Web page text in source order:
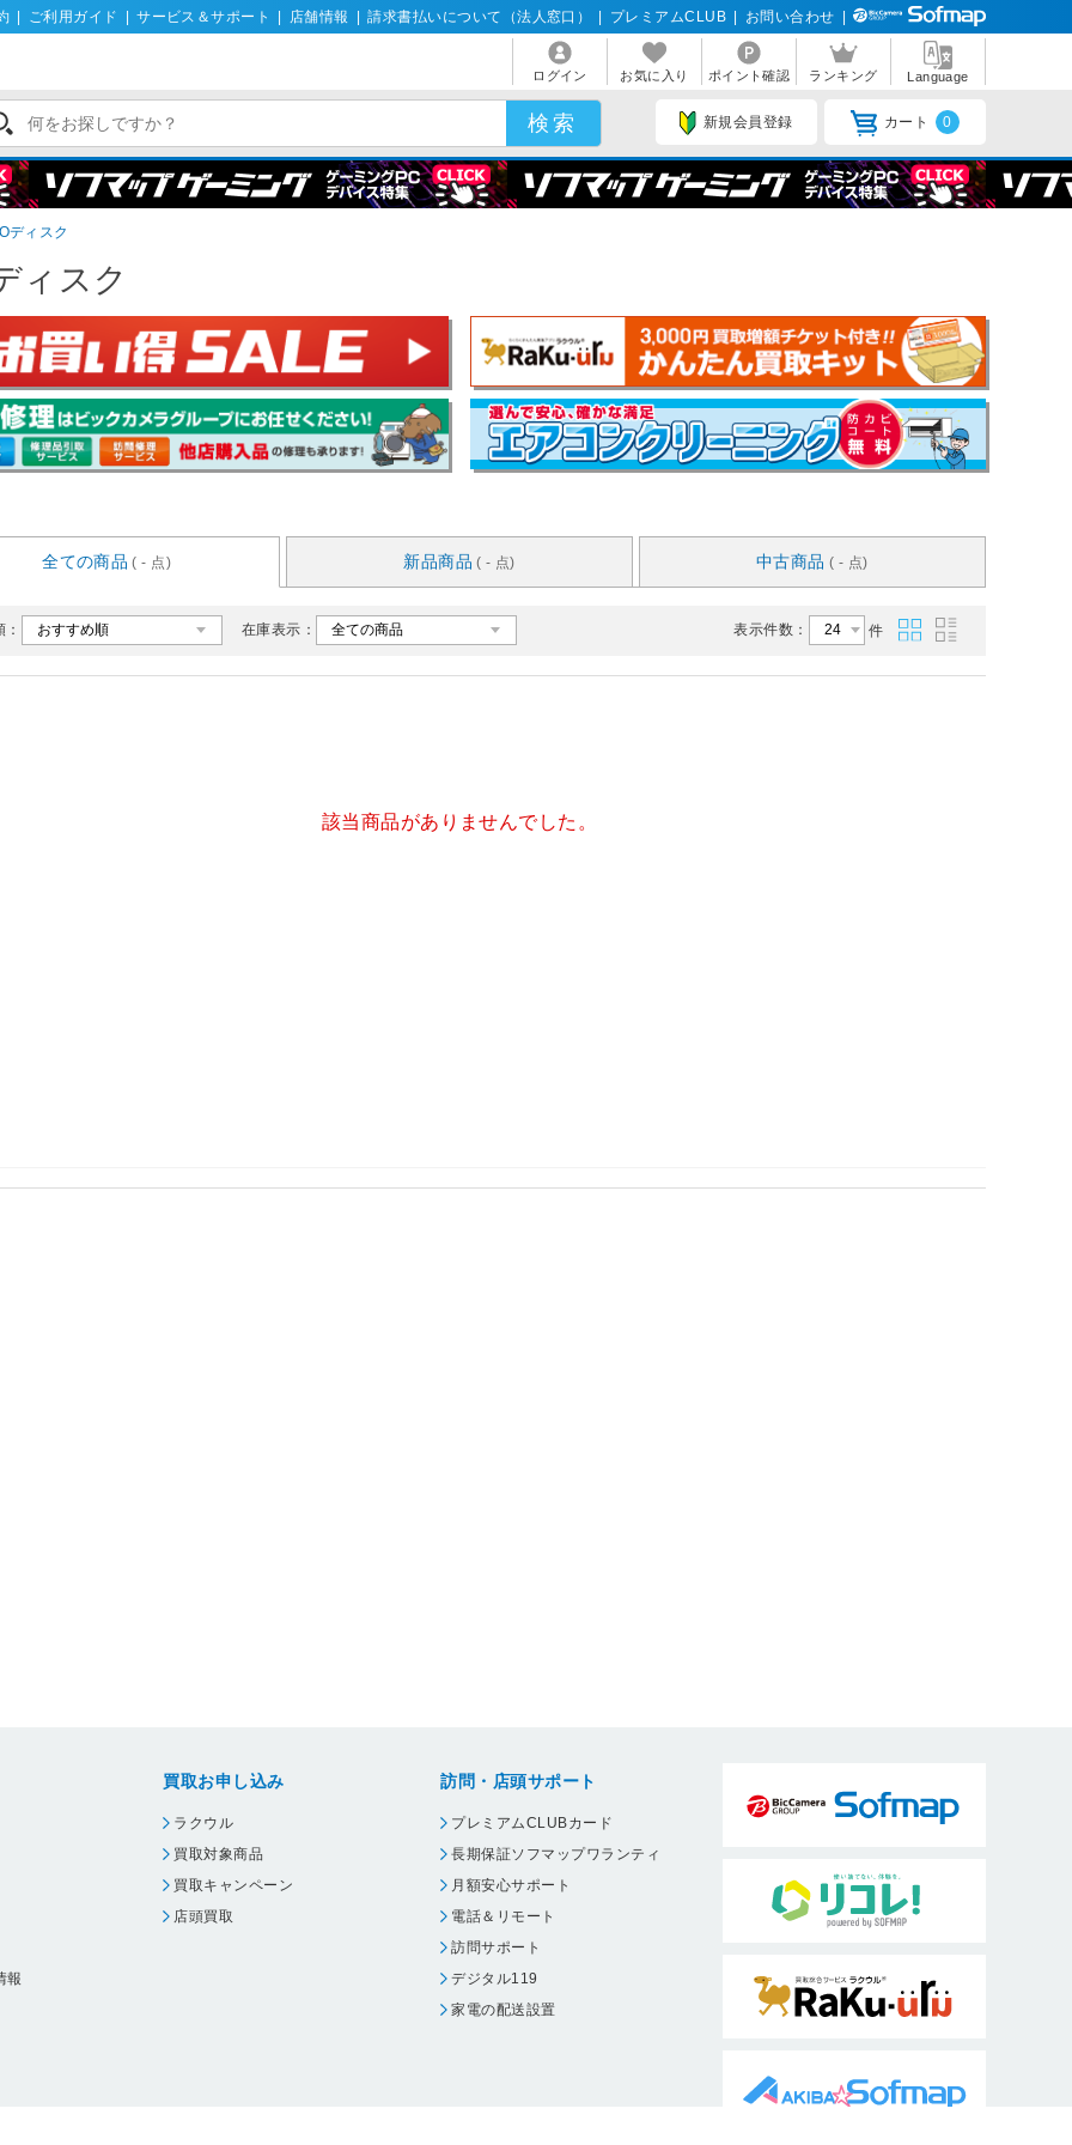
ご利用ガイド サービス＆サポート 店舗情報 請求書払いについて（法人窓口） プレミアムCLUB お問い合わせ
ログイン お気に入り ポイント確認 ランキング Language
新規会員登録 カート 0
ディスク
ィスク
全ての商品 ( - 点) 新品商品 ( - 点) 中古商品 ( - 点)
在庫表示： 表示件数： 件
該当商品がありませんでした。
報
買取お申し込み
ラクウル
買取対象商品
買取キャンペーン
店頭買取
訪問・店頭サポート
プレミアムCLUBカード
長期保証ソフマップワランティ
月額安心サポート
電話＆リモート
訪問サポート
デジタル119
家電の配送設置